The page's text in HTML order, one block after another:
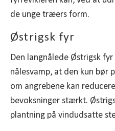
de unge træers form.
Østrigsk fyr
Den langnålede Østrigsk
nålesvamp, at den kun bør
om angrebene kan
bevoksninger stærkt.
plantning på vindudsatte